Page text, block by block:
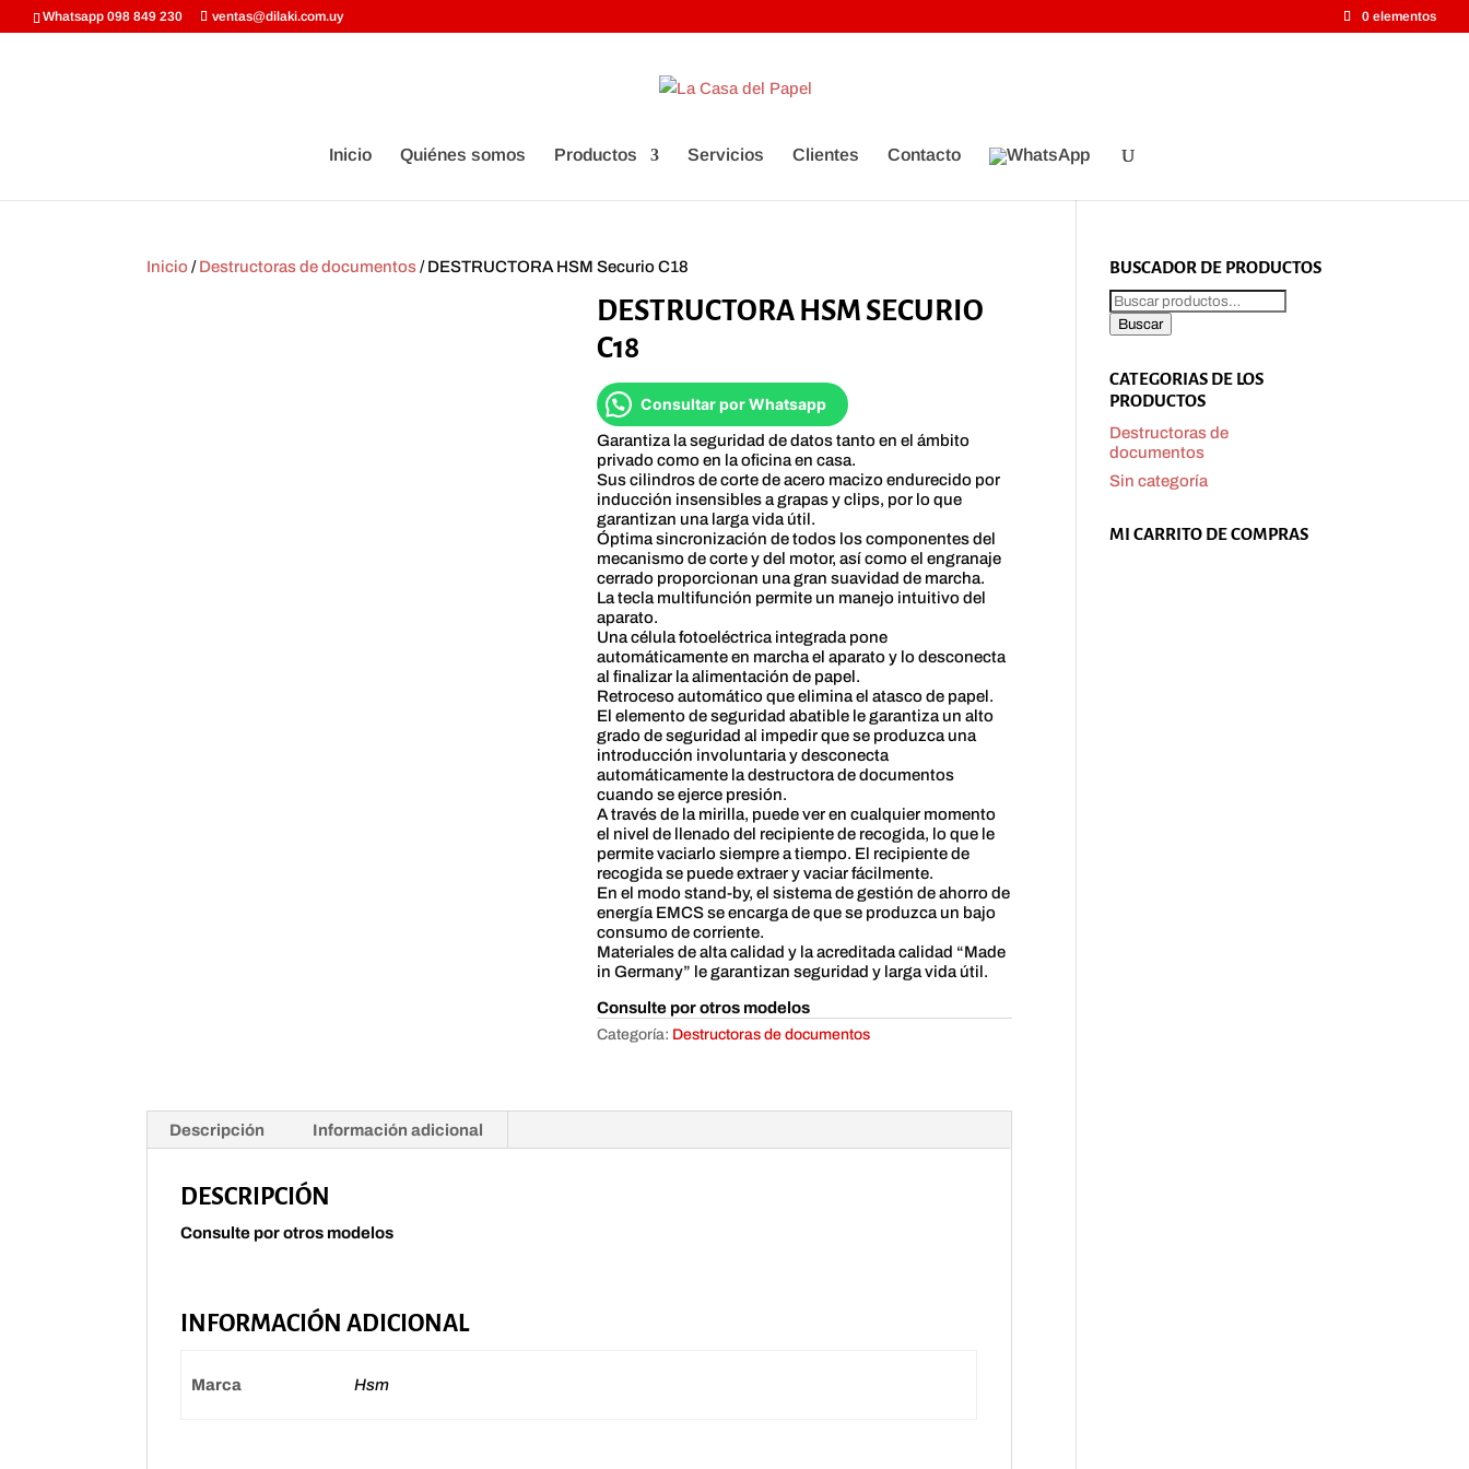
Whatsapp 098 849 230 ventas@dilaki.com.uy 0 elementos
Inicio Quiénes somos Productos Servicios Clientes Contacto
Inicio /Destructoras de documentos/ DESTRUCTORA HSM Securio C18
DESTRUCTORA HSM SECURIO
C18
Consultar por Whatsapp
Garantiza la seguridad de datos tanto en el ámbito
privado como en la oficina en casa.
Sus cilindros de corte de acero macizo endurecido por
inducción insensibles a grapas y clips, por lo que
garantizan una larga vida útil.
Óptima sincronización de todos los componentes del
mecanismo de corte y del motor, así como el engranaje
cerrado proporcionan una gran suavidad de marcha.
La tecla multifunción permite un manejo intuitivo del
aparato.
Una célula fotoeléctrica integrada pone
automáticamente en marcha el aparato y lo desconecta
al finalizar la alimentación de papel.
Retroceso automático que elimina el atasco de papel.
El elemento de seguridad abatible le garantiza un alto
grado de seguridad al impedir que se produzca una
introducción involuntaria y desconecta
automáticamente la destructora de documentos
cuando se ejerce presión.
A través de la mirilla, puede ver en cualquier momento
el nivel de llenado del recipiente de recogida, lo que le
permite vaciarlo siempre a tiempo. El recipiente de
recogida se puede extraer y vaciar fácilmente.
En el modo stand-by, el sistema de gestión de ahorro de
energía EMCS se encarga de que se produzca un bajo
consumo de corriente.
Materiales de alta calidad y la acreditada calidad “Made
in Germany” le garantizan seguridad y larga vida útil.
Consulte por otros modelos
Categoría: Destructoras de documentos
Descripción Información adicional
DESCRIPCIÓN
Consulte por otros modelos
INFORMACIÓN ADICIONAL
Marca Hsm
BUSCADOR DE PRODUCTOS
Buscar
por:
Buscar
CATEGORIAS DE LOS
PRODUCTOS
Destructoras de
documentos
Sin categoría
MI CARRITO DE COMPRAS